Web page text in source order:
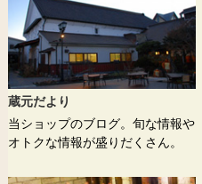
蔵元だより
当ショップのブログ。旬な情報や
オトクな情報が盛りだくさん。